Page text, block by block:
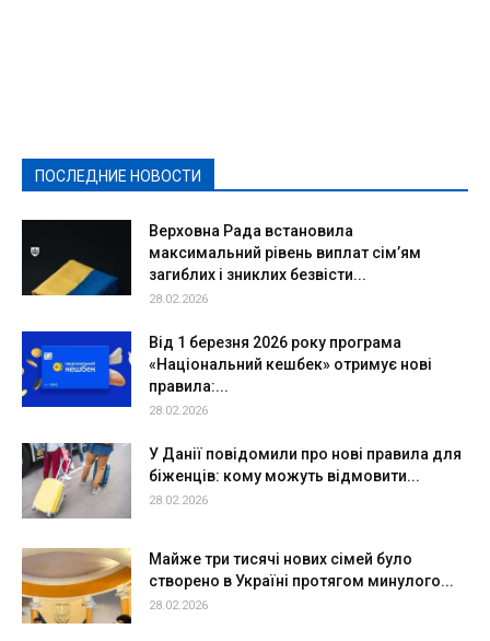
ПОСЛЕДНИЕ НОВОСТИ
Верховна Рада встановила
максимальний рівень виплат сім’ям
загиблих і зниклих безвісти...
28.02.2026
Від 1 березня 2026 року програма
«Національний кешбек» отримує нові
правила:...
28.02.2026
У Данії повідомили про нові правила для
біженців: кому можуть відмовити...
28.02.2026
Майже три тисячі нових сімей було
створено в Україні протягом минулого...
28.02.2026